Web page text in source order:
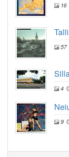
16
57
4
9